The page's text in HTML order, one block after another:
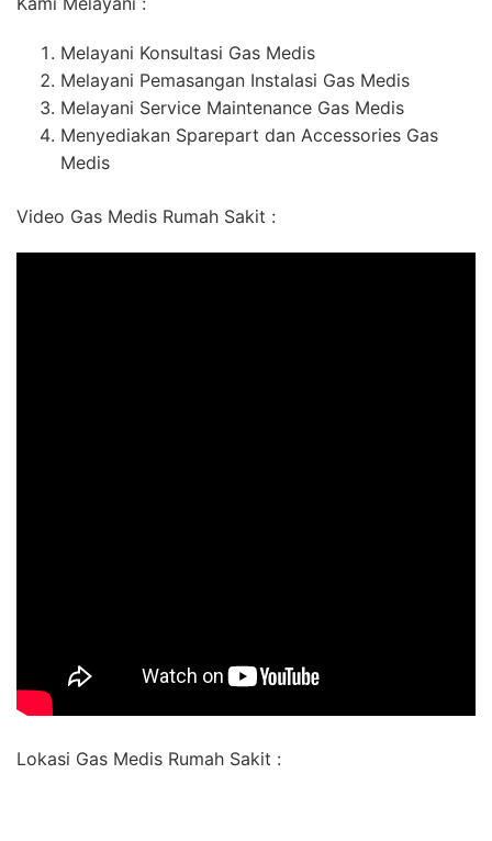
Melayani Konsultasi Gas Medis
Melayani Pemasangan Instalasi Gas Medis
Melayani Service Maintenance Gas Medis
Menyediakan Sparepart dan Accessories Gas
Medis
Video Gas Medis Rumah Sakit :
Lokasi Gas Medis Rumah Sakit :